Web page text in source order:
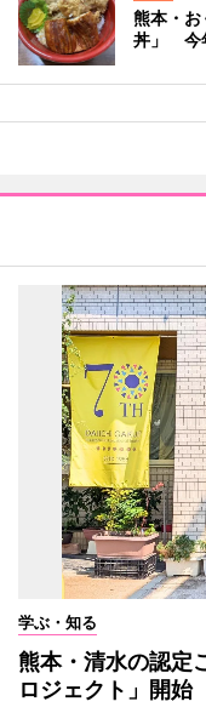
熊本・お
丼」 今
学ぶ・知る
熊本・清水の認定
ロジェクト」開始